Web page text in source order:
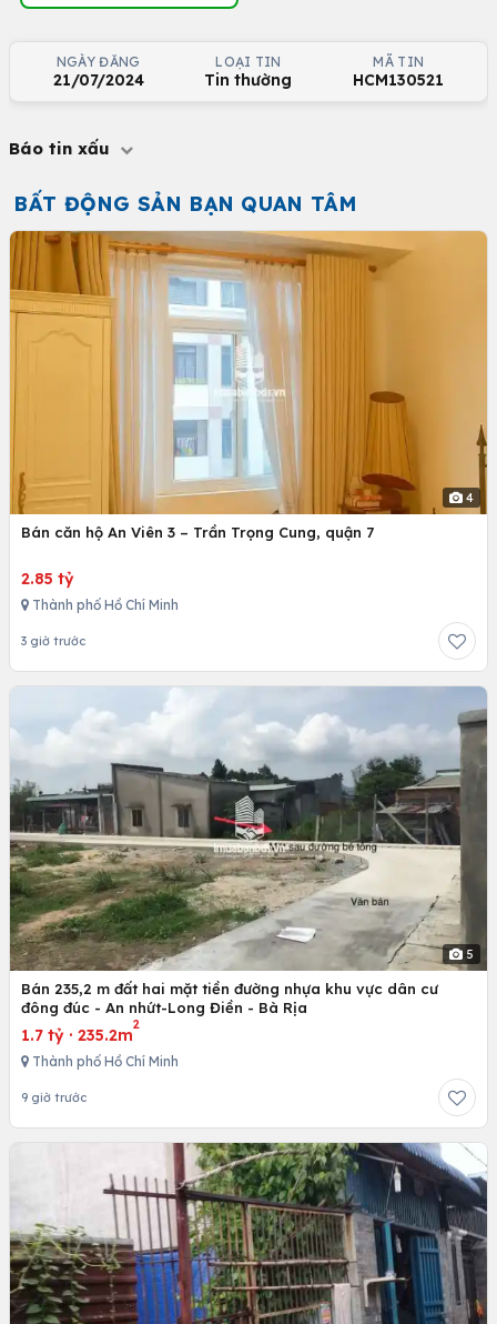
NGÀY ĐĂNG
21/07/2024
LOẠI TIN
Tin thường
MÃ TIN
HCM130521
Báo tin xấu
BẤT ĐỘNG SẢN BẠN QUAN TÂM
4
Bán căn hộ An Viên 3 – Trần Trọng Cung, quận 7
2.85 tỷ
Thành phố Hồ Chí Minh
3 giờ trước
5
Bán 235,2 m đất hai mặt tiền đường nhựa khu vực dân cư
đông đúc - An nhứt-Long Điền - Bà Rịa
1.7 tỷ · 235.2m
2
Thành phố Hồ Chí Minh
9 giờ trước